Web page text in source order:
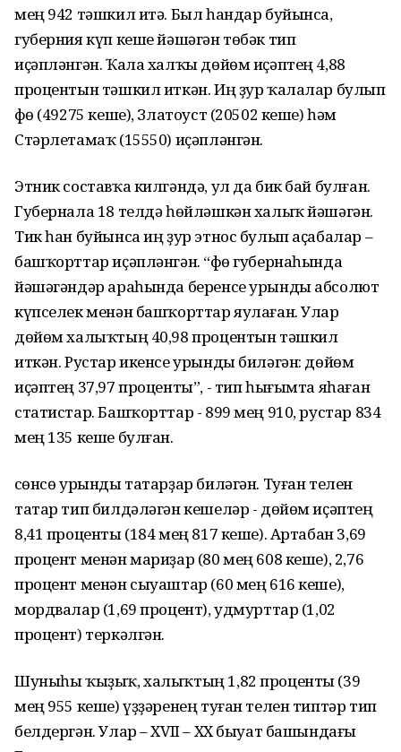
мең 942 тәшкил итә. Был һандар буйынса,
губерния күп кеше йәшәгән төбәк тип
иҫәпләнгән. Ҡала халҡы дөйөм иҫәптең 4,88
процентын тәшкил иткән. Иң ҙур ҡалалар булып
Өфө (49275 кеше), Златоуст (20502 кеше) һәм
Стәрлетамаҡ (15550) иҫәпләнгән.
Этник составҡа килгәндә, ул да бик бай булған.
Губернала 18 телдә һөйләшкән халыҡ йәшәгән.
Тик һан буйынса иң ҙур этнос булып аҫабалар –
башҡорттар иҫәпләнгән. “Өфө губернаһында
йәшәгәндәр араһында беренсе урынды абсолют
күпселек менән башҡорттар яулаған. Улар
дөйөм халыҡтың 40,98 процентын тәшкил
иткән. Рустар икенсе урынды биләгән: дөйөм
иҫәптең 37,97 проценты”, - тип һығымта яһаған
статистар. Башҡорттар - 899 мең 910, рустар 834
мең 135 кеше булған.
Өсөнсө урынды татарҙар биләгән. Туған телен
татар тип билдәләгән кешеләр - дөйөм иҫәптең
8,41 проценты (184 мең 817 кеше). Артабан 3,69
процент менән мариҙар (80 мең 608 кеше), 2,76
процент менән сыуаштар (60 мең 616 кеше),
мордвалар (1,69 процент), удмурттар (1,02
процент) теркәлгән.
Шуныһы ҡыҙыҡ, халыҡтың 1,82 проценты (39
мең 955 кеше) үҙҙәренең туған телен типтәр тип
белдергән. Улар – XVII – XX быуат башындағы